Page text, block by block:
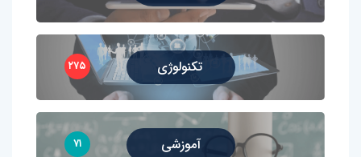
تکنولوژی ۲۷۵
آموزشی ۷۱